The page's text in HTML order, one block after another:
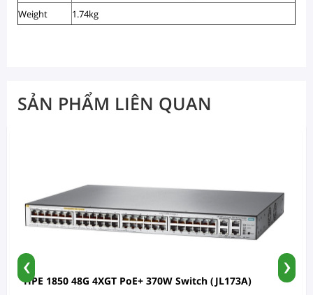
Weight
1.74kg
SẢN PHẨM LIÊN QUAN
HPE 1850 48G 4XGT PoE+ 370W Switch (JL173A)
‹ ›